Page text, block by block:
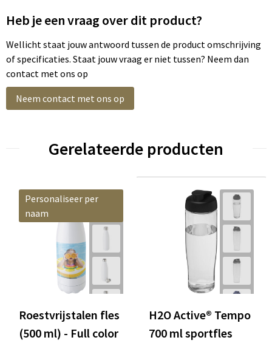
Heb je een vraag over dit product?
Wellicht staat jouw antwoord tussen de product omschrijving
of specificaties. Staat jouw vraag er niet tussen? Neem dan
contact met ons op
Neem contact met ons op
Gerelateerde producten
Personaliseer per
naam
Roestvrijstalen fles
(500 ml) - Full color
H2O Active® Tempo
700 ml sportfles